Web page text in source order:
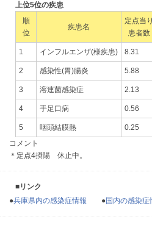
上位5位の疾患
順
位
疾患名
定点当り
患者数
1 インフルエンザ(様疾患) 8.31
2 感染性(胃)腸炎 5.88
3 溶連菌感染症 2.13
4 手足口病 0.56
5 咽頭結膜熱 0.25
コメント
＊定点4摂陽 休止中。
■リンク
●兵庫県内の感染症情報 ●国内の感染症